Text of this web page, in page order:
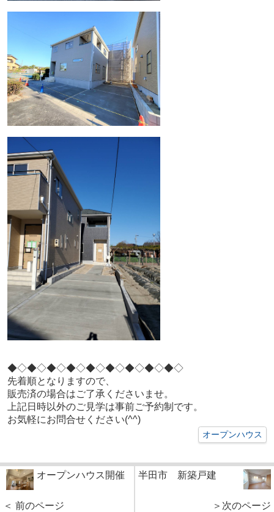
◆◇◆◇◆◇◆◇◆◇◆◇◆◇◆◇◆◇
先着順となりますので、
販売済の場合はご了承くださいませ。
上記日時以外のご見学は事前ご予約制です。
お気軽にお問合せください(^^)
オープンハウス
オープンハウス開催
＜ 前のページ
半田市 新築戸建
＞次のページ